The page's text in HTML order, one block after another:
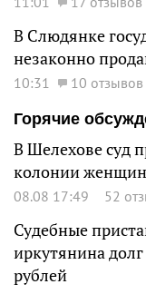
В Слюдянке
незаконно
10:31
10 отзывов
Горячие
В Шелехове суд
колонии
08.08 17:49 52
Судебные
иркутянина
рублей